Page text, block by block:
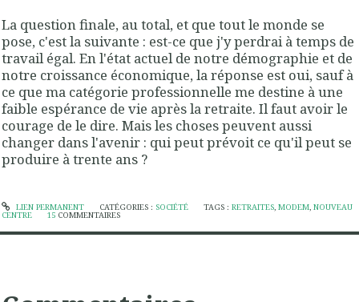
La question finale, au total, et que tout le monde se
pose, c'est la suivante : est-ce que j'y perdrai à temps de
travail égal. En l'état actuel de notre démographie et de
notre croissance économique, la réponse est oui, sauf à
ce que ma catégorie professionnelle me destine à une
faible espérance de vie après la retraite. Il faut avoir le
courage de le dire. Mais les choses peuvent aussi
changer dans l'avenir : qui peut prévoit ce qu'il peut se
produire à trente ans ?
LIEN PERMANENT CATÉGORIES : SOCIÉTÉ TAGS :RETRAITES,MODEM,NOUVEAU
CENTRE 15 COMMENTAIRES